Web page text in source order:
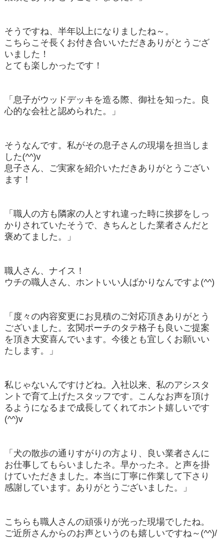
そうですね、半年以上になりましたね～。
こちらこそ長くお付き合いいただきありがとうござ
いました！
とても楽しかったです！
「息子がウッドデッキを造る際、御社を知った。良
心的な会社と認められた。」
そうなんです。私がその息子さんの現場を担当しま
した(^^)v
息子さん、ご実家を紹介いただきありがとうござい
ます！
「職人の方も隣家の人とすれ違った時に挨拶をしっ
かりされていたそうで、きちんとした業者さんだと
褒めてました。」
職人さん、ナイス！
ウチの職人さん、ホントいい人ばかりなんですよ(^^)
「度々の内容変更にお見積のご対応頂きありがとう
ございました。玄関ポーチのタテ格子も良いご提案
を頂き大変喜んでいます。今後とも宜しくお願いい
たします。」
私じゃないんですけどね。入社以来、私のアシスタ
ントで育て上げたスタッフです。こんなお声を頂け
るようになるまで成長してくれてホント嬉しいです
(^^)v
「犬の散歩の通りすがりの方より、良い業者さんに
お仕事してもらいましたネ。早かったネ。と声を掛
けていただきました。本当に丁寧に作業して下さり
感謝しています。ありがとうございました。」
こちらも職人さんの頑張りが光った現場でしたね。
ご近所さんからのお声というのも嬉しいですね～(^^)/